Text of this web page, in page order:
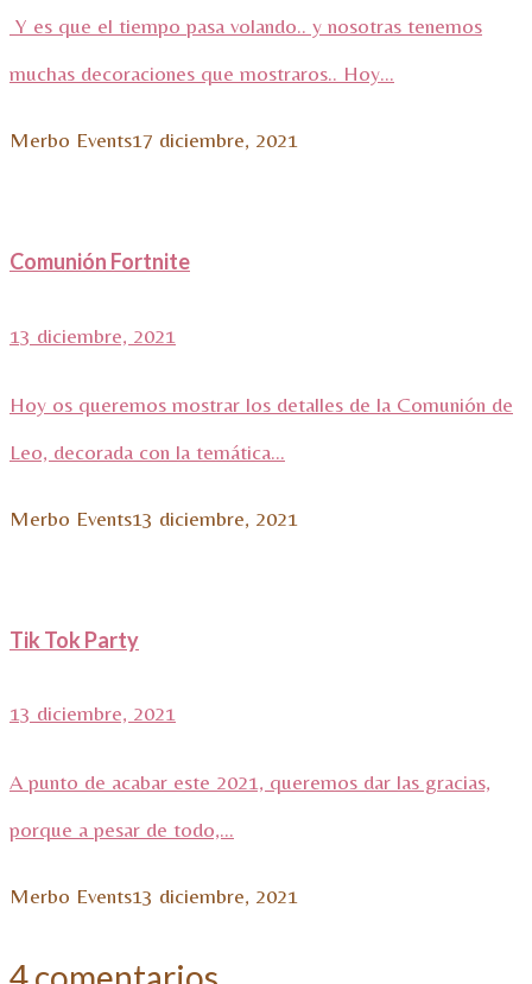
Y es que el tiempo pasa volando.. y nosotras tenemos
muchas decoraciones que mostraros.. Hoy...
Merbo Events17 diciembre, 2021
Comunión Fortnite
13 diciembre, 2021
Hoy os queremos mostrar los detalles de la Comunión de
Leo, decorada con la temática...
Merbo Events13 diciembre, 2021
Tik Tok Party
13 diciembre, 2021
A punto de acabar este 2021, queremos dar las gracias,
porque a pesar de todo,...
Merbo Events13 diciembre, 2021